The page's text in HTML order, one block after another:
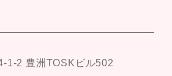
1-2 豊洲TOSKビル502